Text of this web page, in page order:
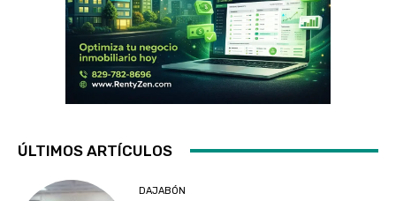
ÚLTIMOS ARTÍCULOS
DAJABÓN